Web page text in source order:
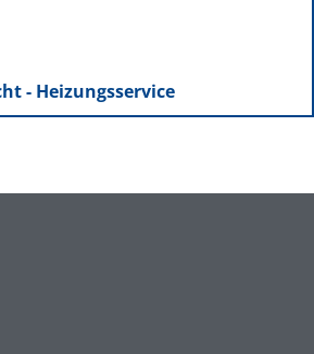
- Heizungsservice